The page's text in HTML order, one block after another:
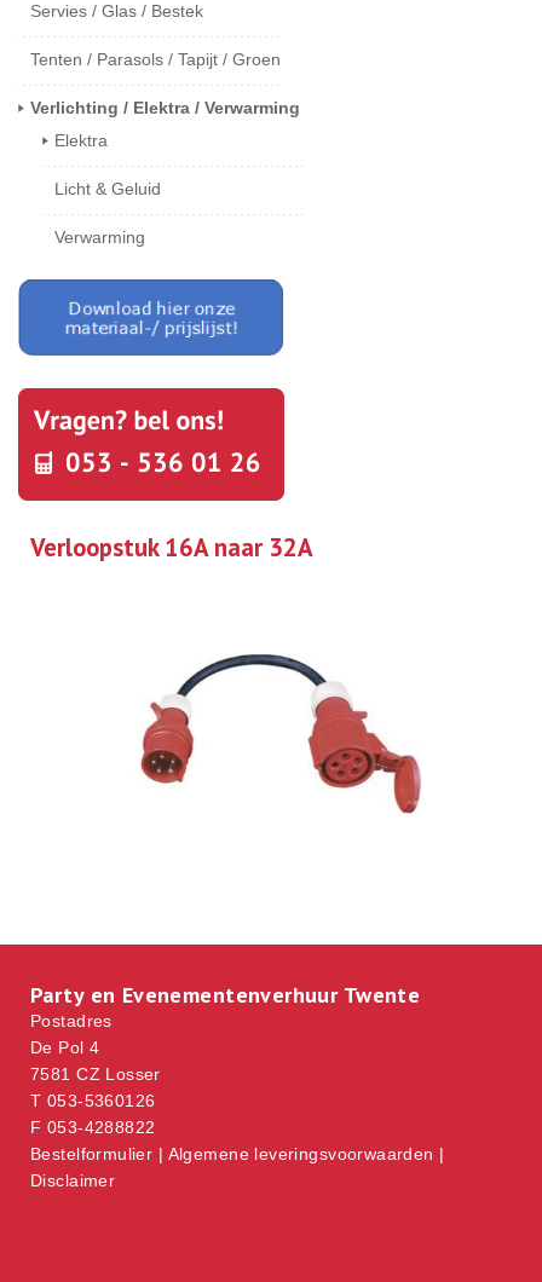
Servies / Glas / Bestek
Tenten / Parasols / Tapijt / Groen
Verlichting / Elektra / Verwarming
Elektra
Licht & Geluid
Verwarming
Verloopstuk 16A naar 32A
Party en Evenementenverhuur Twente
Postadres
De Pol 4
7581 CZ Losser
T 053-5360126
F 053-4288822
Bestelformulier | Algemene leveringsvoorwaarden |
Disclaimer